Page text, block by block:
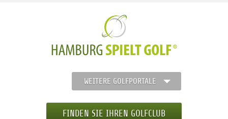
WEITERE GOLFPORTALE
FINDEN SIE IHREN GOLFCLUB